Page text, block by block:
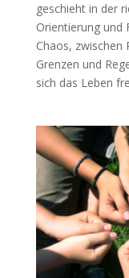
geschieht in der
Orientierung und
Chaos, zwischen
Grenzen und
sich das Leben